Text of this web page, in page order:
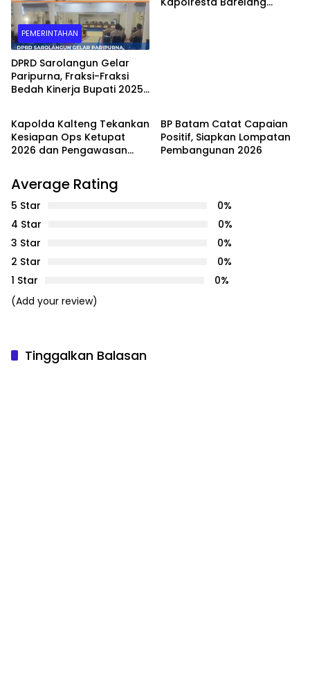
PEMERINTAHAN
DPRD Sarolangun Gelar
Paripurna, Fraksi-Fraksi
Bedah Kinerja Bupati 2025
PEMERINTAHAN
Kapolda Kalteng Tekankan
Kesiapan Ops Ketupat
2026 dan Pengawasan
BP Batam Catat Capaian
Positif, Siapkan Lompatan
Pembangunan 2026
Average Rating
5 Star
0%
4 Star
0%
3 Star
0%
2 Star
0%
1 Star
0%
(Add your review)
Tinggalkan Balasan